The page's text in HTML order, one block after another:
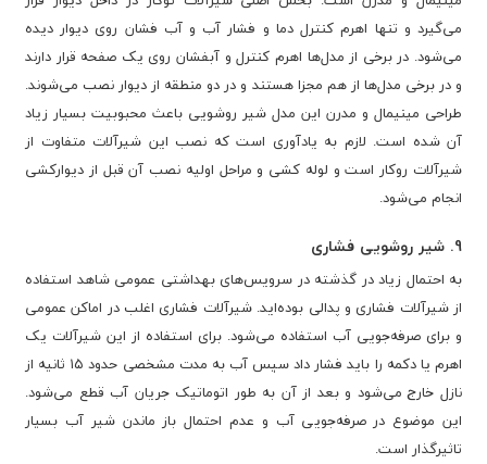
می‌گیرد و تنها اهرم کنترل دما و فشار آب و آب فشان روی دیوار دیده
می‌شود. در برخی از مدل‌ها اهرم کنترل و آبفشان روی یک صفحه قرار دارند
و در برخی مدل‌ها از هم مجزا هستند و در دو منطقه از دیوار نصب می‌شوند.
طراحی مینیمال و مدرن این مدل شیر روشویی باعث محبوبیت بسیار زیاد
آن شده است. لازم به یادآوری است که نصب این شیرآلات متفاوت از
شیرآلات روکار است و لوله کشی و مراحل اولیه نصب آن قبل از دیوارکشی
انجام می‌شود.
9. شیر روشویی فشاری
به احتمال زیاد در گذشته در سرویس‌های بهداشتی عمومی شاهد استفاده
از شیرآلات فشاری و پدالی بوده‌اید. شیرآلات فشاری اغلب در اماکن عمومی
و برای صرفه‌جویی آب استفاده می‌شود. برای استفاده از این شیرآلات یک
اهرم یا دکمه را باید فشار داد سپس آب به مدت مشخصی حدود ۱۵ ثانیه از
نازل خارج می‌شود و بعد از آن به طور اتوماتیک جریان آب قطع می‌شود.
این موضوع در صرفه‌جویی آب و عدم احتمال باز ماندن شیر آب بسیار
تاثیرگذار است.